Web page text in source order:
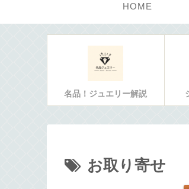
HOME
名品！ジュエリー解説
お取り寄せ